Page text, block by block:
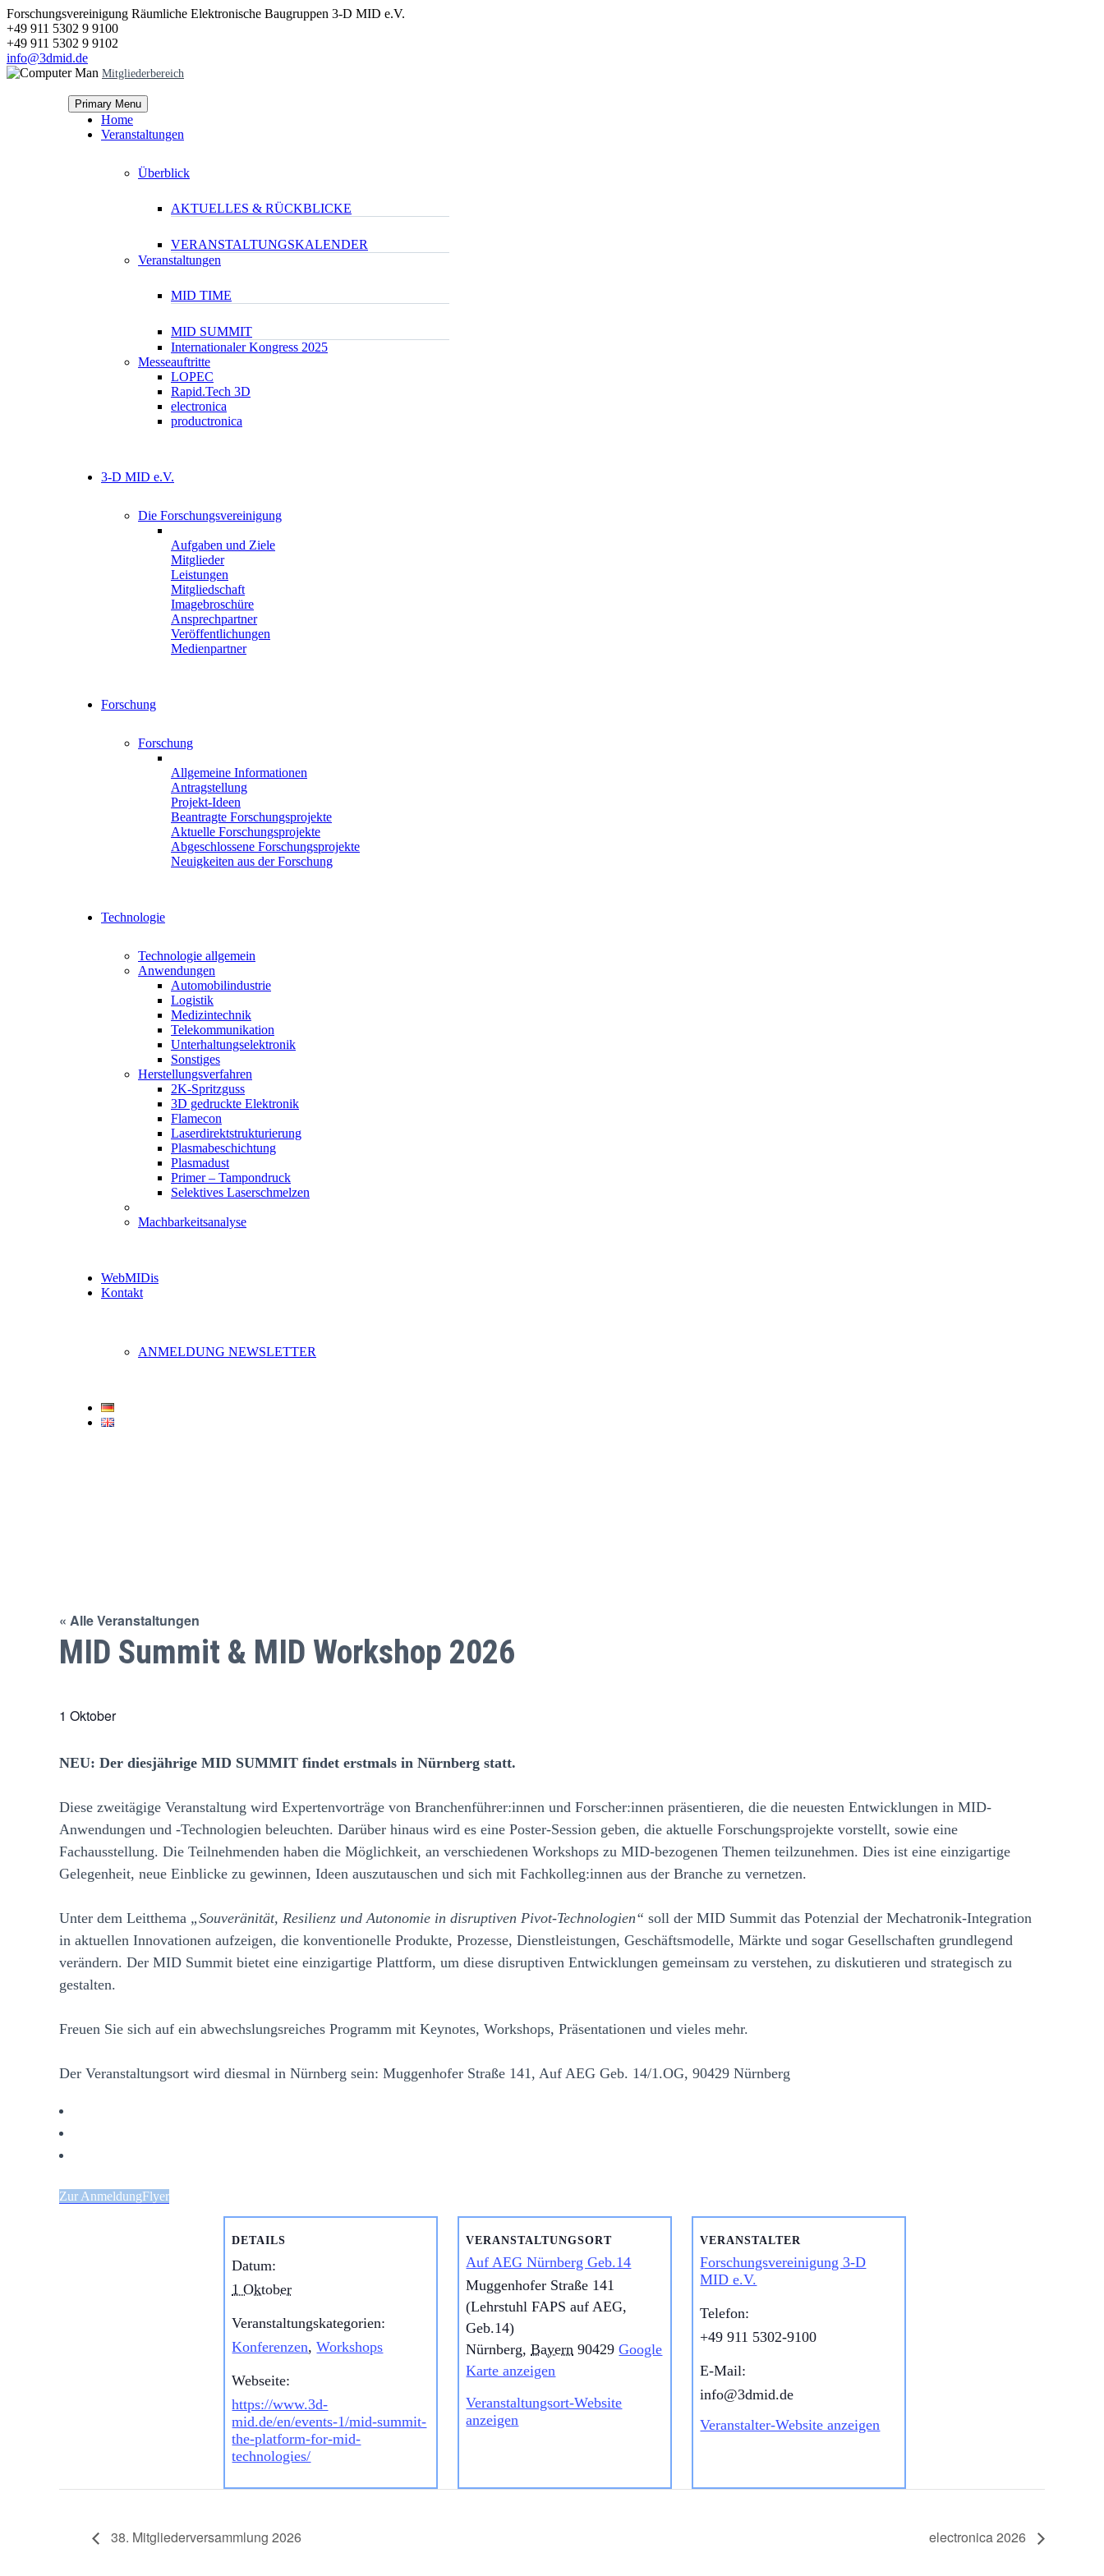
Forschungsvereinigung Räumliche Elektronische Baugruppen 3-D MID e.V.
+49 911 5302 9 9100
+49 911 5302 9 9102
info@3dmid.de
Mitgliederbereich
Primary Menu
Home
Veranstaltungen
Überblick
AKTUELLES & RÜCKBLICKE
VERANSTALTUNGSKALENDER
Veranstaltungen
MID TIME
MID SUMMIT
Internationaler Kongress 2025
Messeauftritte
LOPEC
Rapid.Tech 3D
electronica
productronica
3-D MID e.V.
Die Forschungsvereinigung
Aufgaben und Ziele
Mitglieder
Leistungen
Mitgliedschaft
Imagebroschüre
Ansprechpartner
Veröffentlichungen
Medienpartner
Forschung
Forschung
Allgemeine Informationen
Antragstellung
Projekt-Ideen
Beantragte Forschungsprojekte
Aktuelle Forschungsprojekte
Abgeschlossene Forschungsprojekte
Neuigkeiten aus der Forschung
Technologie
Technologie allgemein
Anwendungen
Automobilindustrie
Logistik
Medizintechnik
Telekommunikation
Unterhaltungselektronik
Sonstiges
Herstellungsverfahren
2K-Spritzguss
3D gedruckte Elektronik
Flamecon
Laserdirektstrukturierung
Plasmabeschichtung
Plasmadust
Primer – Tampondruck
Selektives Laserschmelzen
Machbarkeitsanalyse
WebMIDis
Kontakt
ANMELDUNG NEWSLETTER
« Alle Veranstaltungen
MID Summit & MID Workshop 2026
1 Oktober
NEU: Der diesjährige MID SUMMIT findet erstmals in Nürnberg statt.
Diese zweitägige Veranstaltung wird Expertenvorträge von Branchenführer:innen und Forscher:innen präsentieren, die die neuesten Entwicklungen in MID-
Anwendungen und -Technologien beleuchten. Darüber hinaus wird es eine Poster-Session geben, die aktuelle Forschungsprojekte vorstellt, sowie eine
Fachausstellung. Die Teilnehmenden haben die Möglichkeit, an verschiedenen Workshops zu MID-bezogenen Themen teilzunehmen. Dies ist eine einzigartige
Gelegenheit, neue Einblicke zu gewinnen, Ideen auszutauschen und sich mit Fachkolleg:innen aus der Branche zu vernetzen.
Unter dem Leitthema „Souveränität, Resilienz und Autonomie in disruptiven Pivot-Technologien“ soll der MID Summit das Potenzial der Mechatronik-Integration
in aktuellen Innovationen aufzeigen, die konventionelle Produkte, Prozesse, Dienstleistungen, Geschäftsmodelle, Märkte und sogar Gesellschaften grundlegend
verändern. Der MID Summit bietet eine einzigartige Plattform, um diese disruptiven Entwicklungen gemeinsam zu verstehen, zu diskutieren und strategisch zu
gestalten.
Freuen Sie sich auf ein abwechslungsreiches Programm mit Keynotes, Workshops, Präsentationen und vieles mehr.
Der Veranstaltungsort wird diesmal in Nürnberg sein: Muggenhofer Straße 141, Auf AEG Geb. 14/1.OG, 90429 Nürnberg
Zur AnmeldungFlyer
DETAILS
Datum:
1 Oktober
Veranstaltungskategorien:
Konferenzen,Workshops
Webseite:
https://www.3d-
mid.de/en/events-1/mid-summit-
the-platform-for-mid-
technologies/
VERANSTALTUNGSORT
Auf AEG Nürnberg Geb.14
Muggenhofer Straße 141
(Lehrstuhl FAPS auf AEG,
Geb.14)
Nürnberg, Bayern 90429 Google
Karte anzeigen
Veranstaltungsort-Website
anzeigen
VERANSTALTER
Forschungsvereinigung 3-D
MID e.V.
Telefon:
+49 911 5302-9100
E-Mail:
info@3dmid.de
Veranstalter-Website anzeigen
38. Mitgliederversammlung 2026 electronica 2026